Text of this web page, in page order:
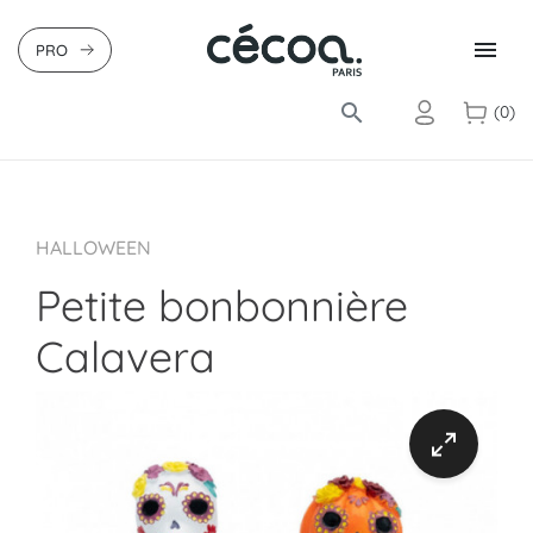

PRO
search (0)
HALLOWEEN
Petite bonbonnière
Calavera